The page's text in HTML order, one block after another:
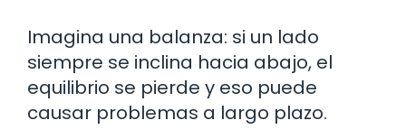
Imagina una balanza: si un lado
siempre se inclina hacia abajo, el
equilibrio se pierde y eso puede
causar problemas a largo plazo.